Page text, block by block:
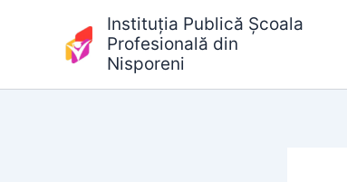
Instituția Publică Școala
Profesională din
Nisporeni